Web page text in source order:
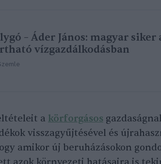
– Áder János: magyar siker
vízgazdálkodásban
a körforgásos
visszagyűjtésével és
amikor új beruházásokon